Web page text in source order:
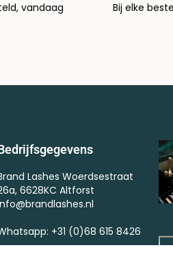
vandaag
Bij elke
Lashes Woerdsestraat
6628KC Altforst
+31 (0)68 615 8426